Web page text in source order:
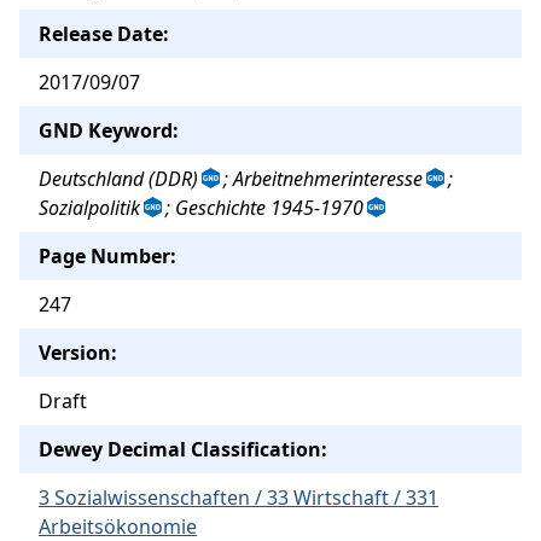
Release Date:
2017/09/07
GND Keyword:
Deutschland (DDR)
; Arbeitnehmerinteresse
;
Sozialpolitik
; Geschichte 1945-1970
Page Number:
247
Version:
Draft
Dewey Decimal Classification:
3 Sozialwissenschaften / 33 Wirtschaft / 331
Arbeitsökonomie